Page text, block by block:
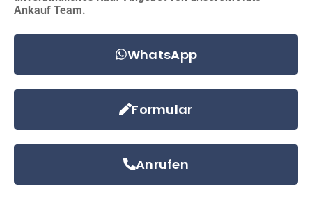
Ankauf Team.
WhatsApp
Formular
Anrufen